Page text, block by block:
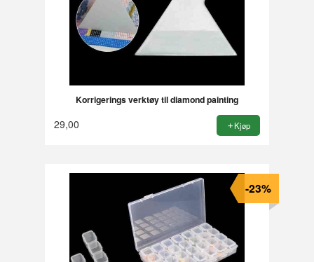
Korrigerings verktøy til diamond painting
29,00 Kjøp
-23%